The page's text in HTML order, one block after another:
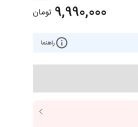
9,990,000 تومان
راهنما